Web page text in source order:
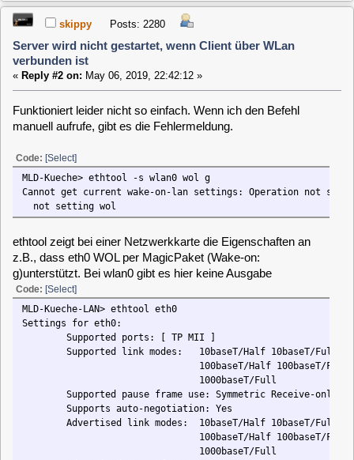
Code:
[Select]
Cannot get current wake-on-lan settings: Operation not supported
not setting wol
ethtool zeigt bei einer Netzwerkkarte die Eigenschaften an
g)unterstützt. Bei wlan0 gibt es hier keine Ausgabe
Code:[Select]
Settings for eth0:
Supported ports: [ TP MII ]
Supported link modes: 10baseT/Half 10baseT/Full
100baseT/Half 100baseT/Full
1000baseT/Full
Supported pause frame use: Symmetric Receive-only
Advertised link modes: 10baseT/Half 10baseT/Full
100baseT/Half 100baseT/Full
1000baseT/Full
Advertised pause frame use: Symmetric
Advertised auto-negotiation: Yes
Link partner advertised link modes: 10baseT/Half 10baseT/Full
100baseT/Half 100baseT/Full
1000baseT/Full
Link partner advertised pause frame use: Symmetric
Link partner advertised auto-negotiation: Yes
Speed: 1000Mb/s
PHYAD: 1
Transceiver: internal
Auto-negotiation: on
Current message level: 0x00000007 (7)
Viele Grüße skippy
Server wird nicht gestartet, wenn Client über WLan
verbunden ist
Reply #3 on:May 06, 2019, 23:56:57 »
Na klar. Ein gerät lässt sich nicht per WLAN aufwecken. Aber